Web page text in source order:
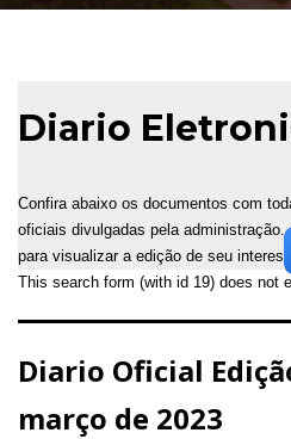
Diario
Confira abaixo os documentos com
oficiais divulgadas pela administração.
para visualizar a edição de seu
This search form (with id 19) does not
Diario Oficial
março de 2023